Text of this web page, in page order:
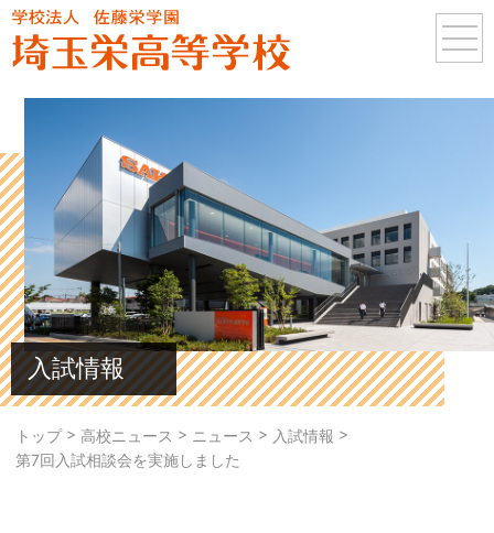
入試情報
トップ> 高校ニュース > ニュース > 入試情報 >
第7回入試相談会を実施しました